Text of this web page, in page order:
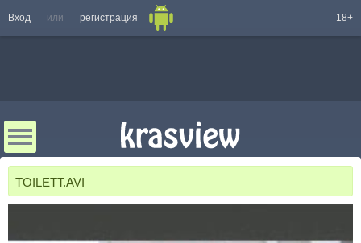
Вход или регистрация 18+
TOILETT.AVI